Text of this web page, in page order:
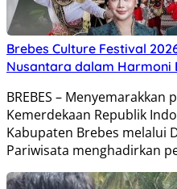
Brebes Culture Festival
Nusantara dalam Harmoni
BREBES – Menyemarakkan
Kemerdekaan Republik
Kabupaten Brebes melalui
Pariwisata menghadirkan